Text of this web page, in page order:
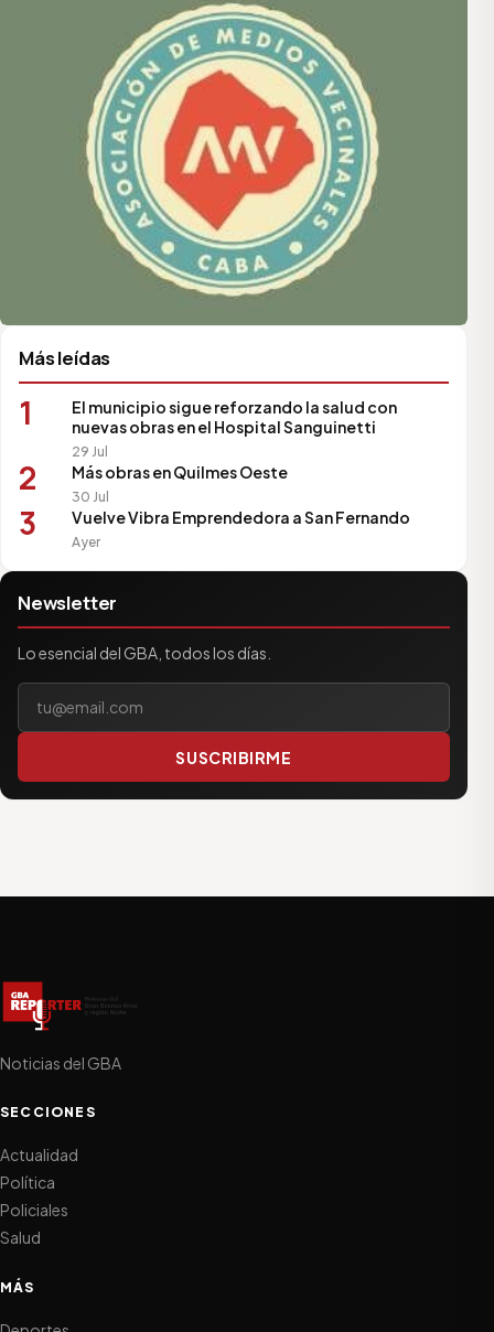
Más leídas
1
El municipio sigue reforzando la salud con
nuevas obras en el Hospital Sanguinetti
29 Jul
2 Más obras en Quilmes Oeste
30 Jul
3 Vuelve Vibra Emprendedora a San Fernando
Ayer
Newsletter
Lo esencial del GBA, todos los días.
Tu correo electrónico
SUSCRIBIRME
Noticias del GBA
SECCIONES
Actualidad
Política
Policiales
Salud
MÁS